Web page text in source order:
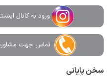
ورود به کانال
تماس جهت مشاوره
سخن پایانی